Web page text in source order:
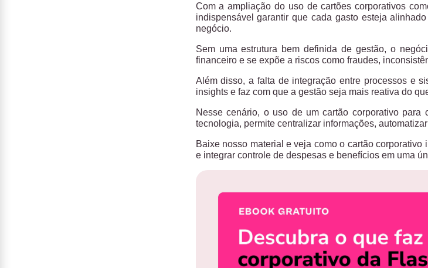
Com a ampliação do uso de cartões corporativos
indispensável garantir que cada gasto esteja
negócio.
Sem uma estrutura bem definida de gestão, o
financeiro e se expõe a riscos como fraudes,
Além disso, a falta de integração entre processos e
insights e faz com que a gestão seja mais reativa do
Nesse cenário, o uso de um cartão corporativo para
tecnologia, permite centralizar informações,
Baixe nosso material e veja como o cartão
e integrar controle de despesas e benefícios em uma